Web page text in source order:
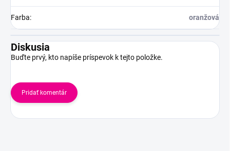
Farba: oranžová
Diskusia
Buďte prvý, kto napíše príspevok k tejto položke.
Pridať komentár